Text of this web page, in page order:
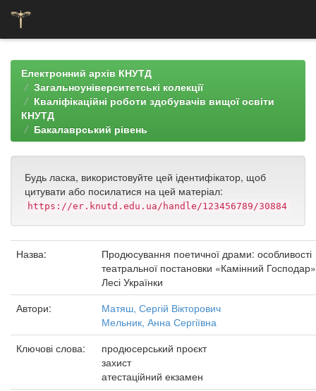
navigationЕлектронний архів КНУТД
Загальноуніверситетські колекції
Кваліфікаційні роботи здобувачів вищої освіти
КНУТД
Бакалаврський рівень
Будь ласка, використовуйте цей ідентифікатор, щоб
цитувати або посилатися на цей матеріал:
https://er.knutd.edu.ua/handle/123456789/30884
Назва:
Продюсування поетичної драми: особливості
театральної постановки «Камінний Господар»
Лесі Українки
Автори:
Матяш, Сергій Вікторович
Мельник, Анна Сергіївна
Ключові слова:
продюсерський проєкт
захист
атестаційний екзамен